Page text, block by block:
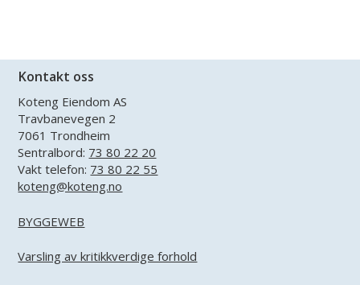
Kontakt oss
Koteng Eiendom AS
Travbanevegen 2
7061 Trondheim
Sentralbord: 73 80 22 20
Vakt telefon: 73 80 22 55
koteng@koteng.no
BYGGEWEB
Varsling av kritikkverdige forhold